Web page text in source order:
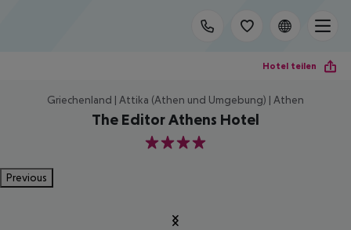
Hotel teilen
Griechenland | Attika (Athen und Umgebung) | Athen
The Editor Athens Hotel
4
Previous